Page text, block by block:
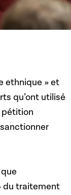
ethnique » et
qu’ont utilisé
pétition
du traitement